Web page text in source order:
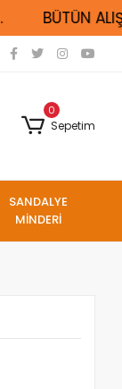
BÜTÜN
0
Sepetim
SANDALYE
MİNDERİ